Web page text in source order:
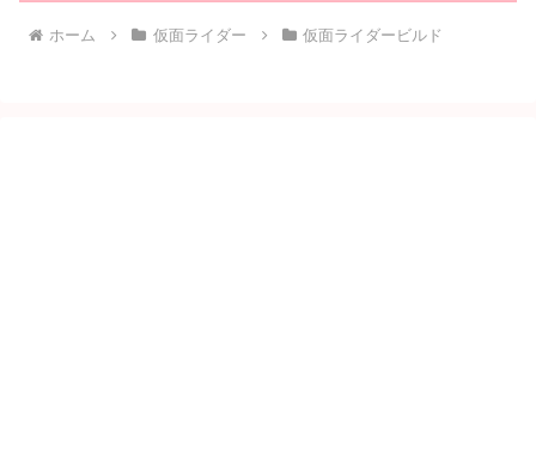
ホーム 仮面ライダー 仮面ライダービルド